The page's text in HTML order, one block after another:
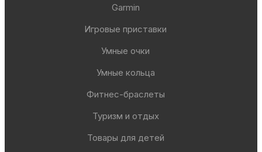
Garmin
Игровые приставки
Умные очки
Умные кольца
Фитнес-браслеты
Туризм и отдых
Товары для детей